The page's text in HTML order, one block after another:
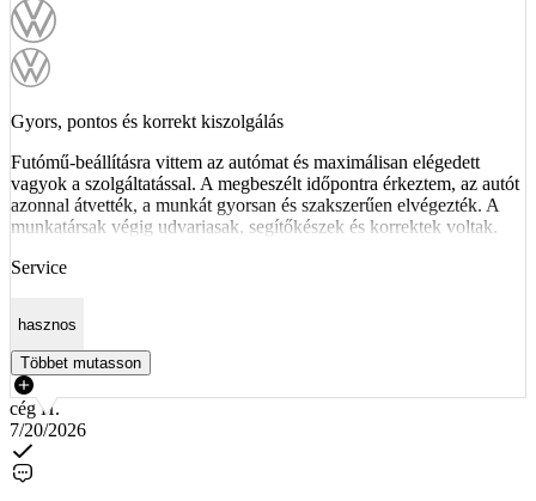
Gyors, pontos és korrekt kiszolgálás
Futómű-beállításra vittem az autómat és maximálisan elégedett
vagyok a szolgáltatással. A megbeszélt időpontra érkeztem, az autót
azonnal átvették, a munkát gyorsan és szakszerűen elvégezték. A
munkatársak végig udvariasak, segítőkészek és korrektek voltak.
Service
hasznos
Többet mutasson
cég H.
7/20/2026